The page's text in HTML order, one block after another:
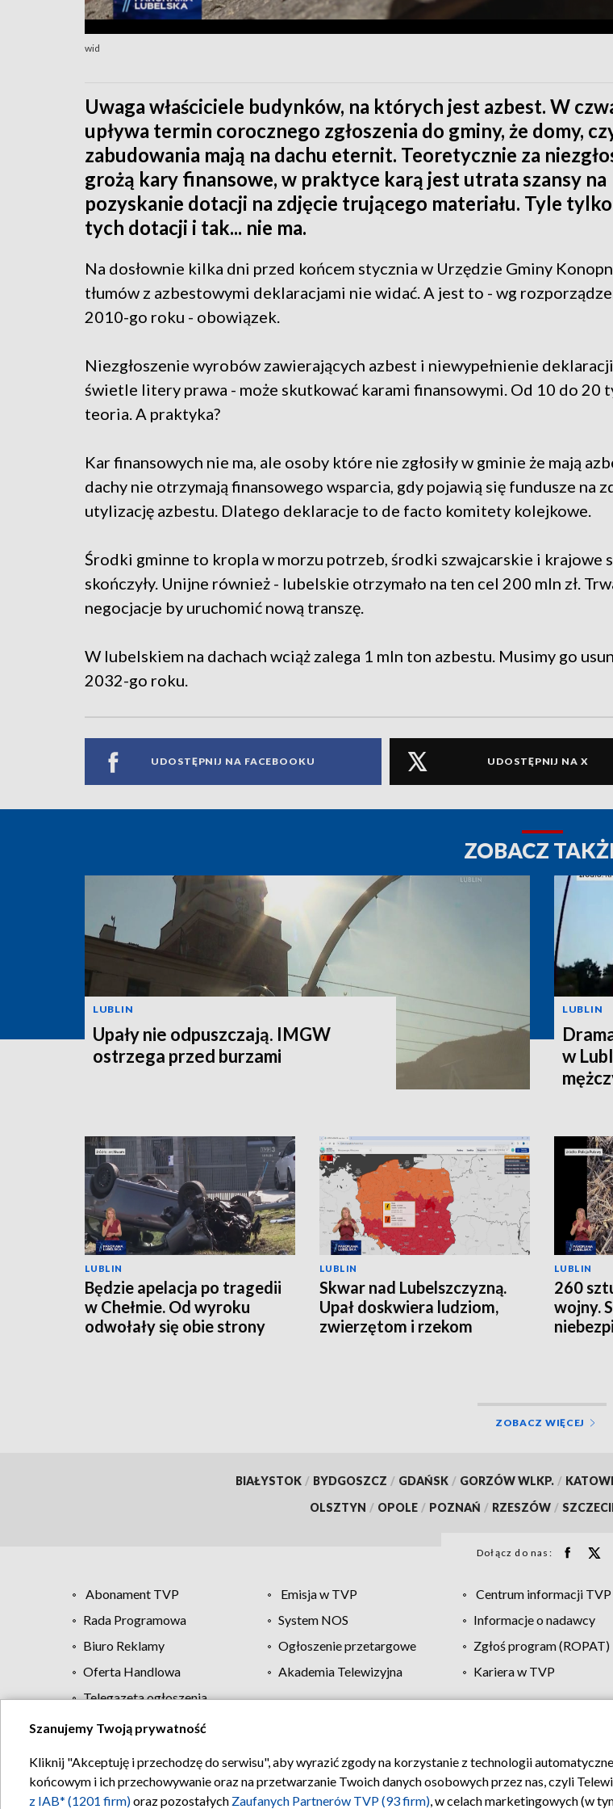
wid
Uwaga właściciele budynków, na których jest azbest. W
upływa termin corocznego zgłoszenia do gminy, że domy,
zabudowania mają na dachu eternit. Teoretycznie za
grożą kary finansowe, w praktyce karą jest utrata szansy na
pozyskanie dotacji na zdjęcie trującego materiału. Tyle
tych dotacji i tak... nie ma.
Na dosłownie kilka dni przed końcem stycznia w Urzędzie Gminy
tłumów z azbestowymi deklaracjami nie widać. A jest to - wg
2010-go roku - obowiązek.
Niezgłoszenie wyrobów zawierających azbest i niewypełnienie
świetle litery prawa - może skutkować karami finansowymi. Od 10 do 20
teoria. A praktyka?
Kar finansowych nie ma, ale osoby które nie zgłosiły w gminie że mają
dachy nie otrzymają finansowego wsparcia, gdy pojawią się fundusze na
utylizację azbestu. Dlatego deklaracje to de facto komitety kolejkowe.
Środki gminne to kropla w morzu potrzeb, środki szwajcarskie i krajowe
skończyły. Unijne również - lubelskie otrzymało na ten cel 200 mln zł.
negocjacje by uruchomić nową transzę.
W lubelskiem na dachach wciąż zalega 1 mln ton azbestu. Musimy go
2032-go roku.
UDOSTĘPNIJ NA FACEBOOKU UDOSTĘPNIJ NA X
ZOBACZ
LUBLIN
Upały nie odpuszczają. IMGW
ostrzega przed burzami
LUBLIN
w
LUBLIN
Będzie apelacja po tragedii
w Chełmie. Od wyroku
odwołały się obie strony
LUBLIN
Skwar nad Lubelszczyzną.
Upał doskwiera ludziom,
zwierzętom i rzekom
LUBLIN
260
wojny.
ZOBACZ WIĘCEJ
BIAŁYSTOK / BYDGOSZCZ / GDAŃSK / GORZÓW WLKP. /
OLSZTYN / OPOLE / POZNAŃ / RZESZÓW /
Dołącz do nas:
Abonament TVP Emisja w TVP Centrum informacji TVP
Rada Programowa
System NOS Informacje o nadawcy
Biuro Reklamy
Ogłoszenie przetargowe Zgłoś program (ROPAT)
Oferta Handlowa
Akademia Telewizyjna Kariera w TVP
Telegazeta ogłoszenia
Regulamin TVP Polityka prywatności Moje zgody
Szanujemy Twoją prywatność
Kliknij "Akceptuję i przechodzę do serwisu", aby wyrazić zgody na korzystanie z technologii
końcowym i ich przechowywanie oraz na przetwarzanie Twoich danych osobowych przez nas, czyli
z IAB* (1201 firm)oraz pozostałych Zaufanych Partnerów TVP (93 firm), w celach marketingowych (w